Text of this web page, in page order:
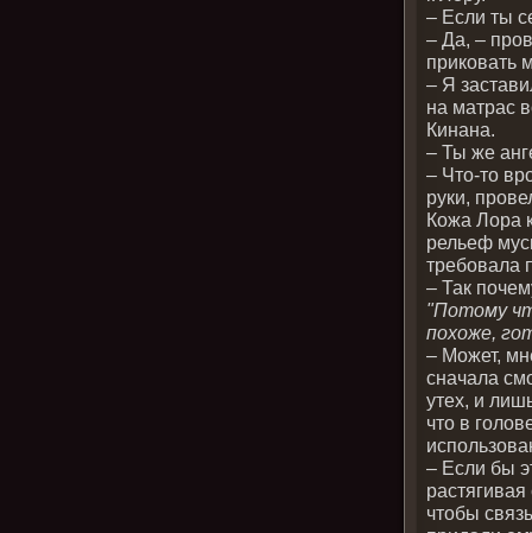
– Если ты
– Да, –
приковать
– Я
на матрас
Кинана.
– Ты же
– Что-то
руки,
Кожа Лора
рельеф
требовала
– Так
"Потому
похоже,
– Может,
сначала
утех, и
что в
– Если бы
чтобы